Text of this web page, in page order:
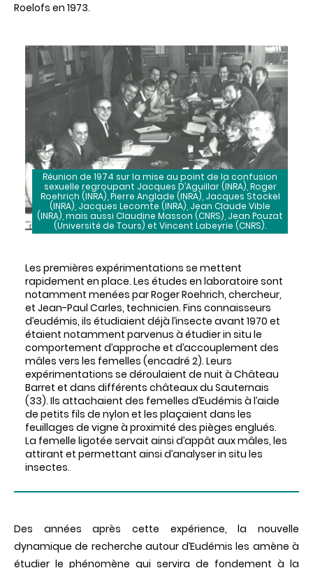
Roelofs en 1973.
Réunion de 1974 sur la mise au point de la confusion
sexuelle regroupant Jacques D’Aguillar (INRA), Roger
Roehrich (INRA), Pierre Anglade (INRA), Jacques Stockel
(INRA), Jacques Lecomte (INRA), Jean Claude Vible
(INRA), mais aussi Claudine Masson (CNRS), Jean Pouzat
(Université de Tours) et Vincent Labeyrie (CNRS).
Les premières expérimentations se mettent
rapidement en place. Les études en laboratoire sont
notamment menées par Roger Roehrich, chercheur,
et Jean-Paul Carles, technicien. Fins connaisseurs
d’eudémis, ils étudiaient déjà l’insecte avant 1970 et
étaient notamment parvenus à étudier in situ le
comportement d’approche et d’accouplement des
mâles vers les femelles (encadré 2). Leurs
expérimentations se déroulaient de nuit à Château
Barret et dans différents châteaux du Sauternais
(33). Ils attachaient des femelles d’Eudémis à l’aide
de petits fils de nylon et les plaçaient dans les
feuillages de vigne à proximité des pièges englués.
La femelle ligotée servait ainsi d’appât aux mâles, les
attirant et permettant ainsi d’analyser in situ les
insectes.
Des années après cette expérience, la nouvelle
dynamique de recherche autour d’Eudémis les amène à
étudier le phénomène qui servira de fondement à la